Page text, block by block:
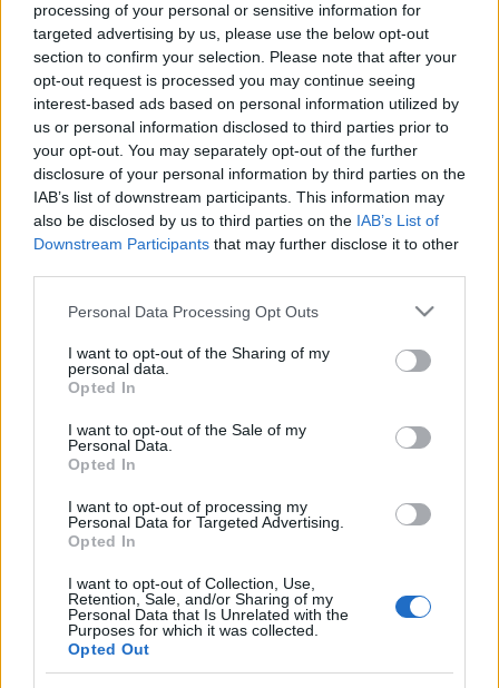
processing of your personal or sensitive information for
targeted advertising by us, please use the below opt-out
section to confirm your selection. Please note that after your
opt-out request is processed you may continue seeing
interest-based ads based on personal information utilized by
us or personal information disclosed to third parties prior to
your opt-out. You may separately opt-out of the further
disclosure of your personal information by third parties on the
IAB’s list of downstream participants. This information may
also be disclosed by us to third parties on the IAB’s List of
Downstream Participants that may further disclose it to other
Please note that this website/app uses one or more Google
not limited to your visit or usage behaviour. You may click to
grant or deny consent to Google and its third-party tags to
use your data for below specified purposes in below Google
consent section.
Personal Data Processing Opt Outs
I want to opt-out of the Sharing of my
personal data.
Opted In
I want to opt-out of the Sale of my
Personal Data.
Opted In
I want to opt-out of processing my
Personal Data for Targeted Advertising.
Opted In
I want to opt-out of Collection, Use,
Retention, Sale, and/or Sharing of my
Personal Data that Is Unrelated with the
Purposes for which it was collected.
Opted Out
A BKV közleménye:
A BKV vezetése többnapos, folyamatos
tárgyalássorozatot követően megállapodott
a sztrájkot hirdető 14 szakszervezettel az
immár hatodik napja tartó sztrájk
felfüggesztéséről. A sztrájkot lezáró,
mindkét fél számára megnyugtató
megállapodás született, így hétfőn reggel
fővárosban, de kisebb fennakadások még
előfordulhatnak.
A munkabeszüntetést a sztrájkbizottságok a
visszavonják.
A hatnapos sztrájk idejére külön köszönjük
utasaink megértését és a nem sztrájkoló
dolgozóink felelősségteljes munkavégzését,
ami szintén hozzájárult a közös